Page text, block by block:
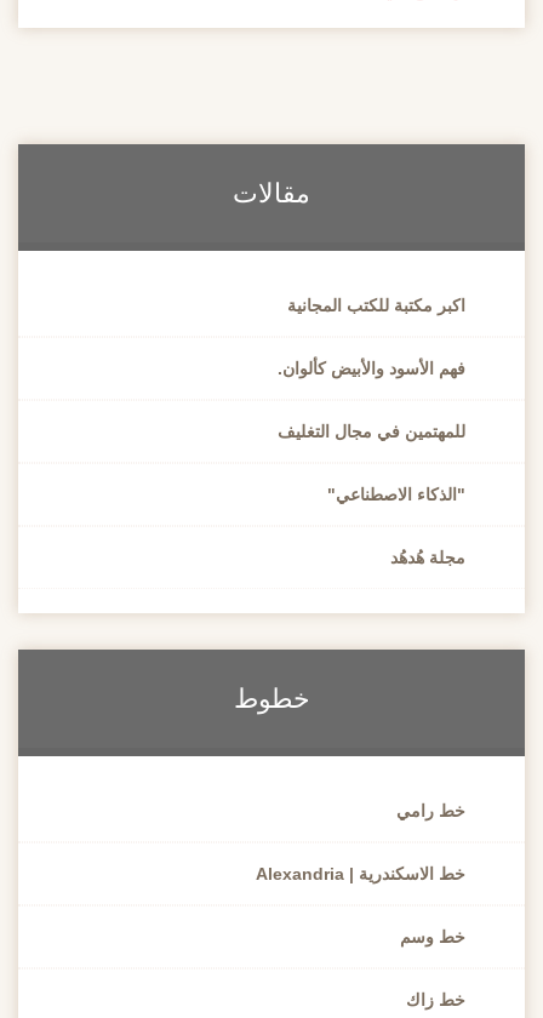
مقالات
اكبر مكتبة للكتب المجانية
فهم الأسود والأبيض كألوان.
للمهتمين في مجال التغليف
"الذكاء الاصطناعي"
مجلة هُدهُد
خطوط
خط رامي
خط الاسكندرية | Alexandria
خط وسم
خط زاك